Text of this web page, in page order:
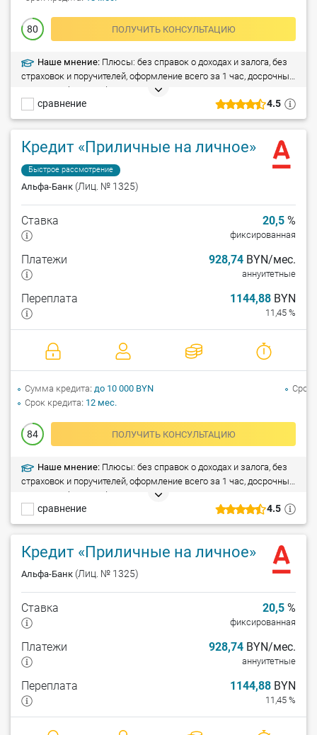
4.5
сравнение
80 ПОЛУЧИТЬ КОНСУЛЬТАЦИЮ
Наше мнение: Плюсы: без справок о доходах и залога, без
страховок и поручителей, оформление всего за 1 час, досрочный
возврат – без штрафа. Минусы: кредит не предоставляется
сотрудникам индивидуальных предпринимателей.
Кредит «Приличные на личное»
Быстрое рассмотрение
Альфа-Банк (Лиц. № 1325)
4.5
сравнение
Ставка 20,5 %
фиксированная
Платежи 928,74 BYN/мес.
аннуитетные
Переплата 1144,88 BYN
11,45 %
84 ПОЛУЧИТЬ КОНСУЛЬТАЦИЮ
Сумма кредита до 10 000 BYN
Срок кредита 12 мес.
Срок
Наше мнение: Плюсы: без справок о доходах и залога, без
страховок и поручителей, оформление всего за 1 час, досрочный
возврат – без штрафа. Минусы: кредит не предоставляется
сотрудникам индивидуальных предпринимателей.
Кредит «Приличные на личное»
Альфа-Банк (Лиц. № 1325)
Ставка 20,5 %
фиксированная
Платежи 928,74 BYN/мес.
аннуитетные
Переплата 1144,88 BYN
11,45 %